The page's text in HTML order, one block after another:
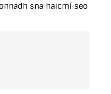
sna haicmí seo